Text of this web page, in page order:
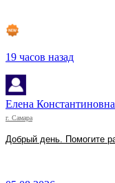
19 часов назад
Елена Константиновна
г. Самара
Добрый день. Помогите